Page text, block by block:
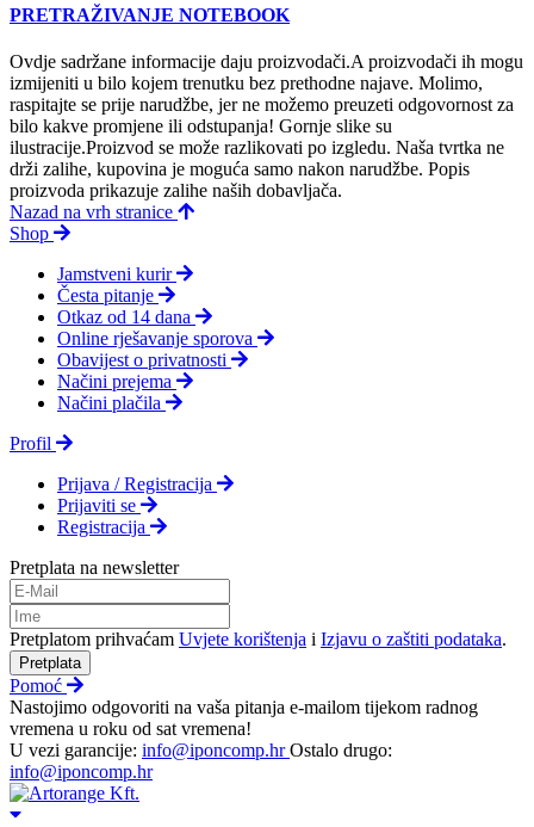
PRETRAŽIVANJE NOTEBOOK
Ovdje sadržane informacije daju proizvodači.A proizvodači ih mogu
izmijeniti u bilo kojem trenutku bez prethodne najave. Molimo,
raspitajte se prije narudžbe, jer ne možemo preuzeti odgovornost za
bilo kakve promjene ili odstupanja! Gornje slike su
ilustracije.Proizvod se može razlikovati po izgledu. Naša tvrtka ne
drži zalihe, kupovina je moguća samo nakon narudžbe. Popis
proizvoda prikazuje zalihe naših dobavljača.
Nazad na vrh stranice
Shop
Jamstveni kurir
Česta pitanje
Otkaz od 14 dana
Online rješavanje sporova
Obavijest o privatnosti
Načini prejema
Načini plačila
Profil
Prijava / Registracija
Prijaviti se
Registracija
Pretplata na newsletter
Pretplatom prihvaćam Uvjete korištenja i Izjavu o zaštiti podataka.
Pretplata
Pomoć
Nastojimo odgovoriti na vaša pitanja e-mailom tijekom radnog
vremena u roku od sat vremena!
U vezi garancije: info@iponcomp.hrOstalo drugo:
info@iponcomp.hr